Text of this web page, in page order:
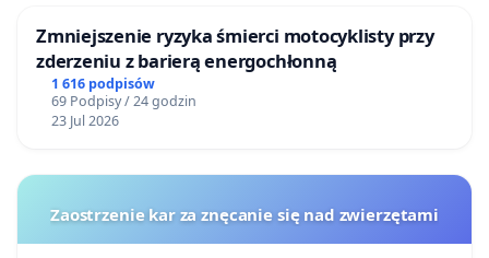
Zmniejszenie ryzyka śmierci motocyklisty przy
zderzeniu z barierą energochłonną
1 616 podpisów
69 Podpisy / 24 godzin
23 Jul 2026
Zaostrzenie kar za znęcanie się nad zwierzętami